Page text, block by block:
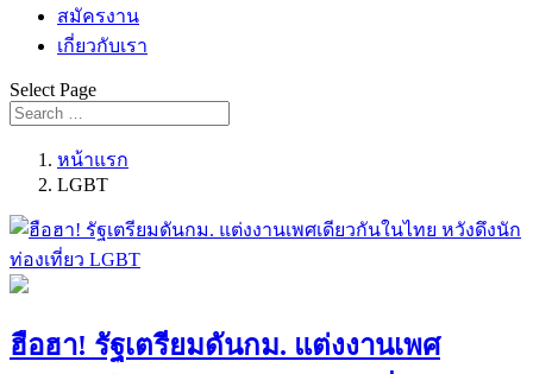
สมัครงาน
เกี่ยวกับเรา
Select Page
หน้าแรก
LGBT
ฮือฮา! รัฐเตรียมดันกม. แต่งงานเพศ